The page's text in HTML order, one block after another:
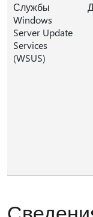
Службы
Windows
Server Update
Services
(WSUS)